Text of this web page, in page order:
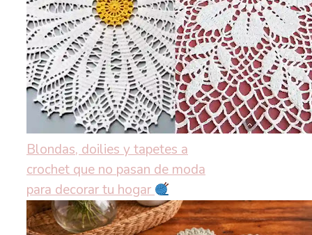
Blondas, doilies y tapetes a
crochet que no pasan de moda
para decorar tu hogar